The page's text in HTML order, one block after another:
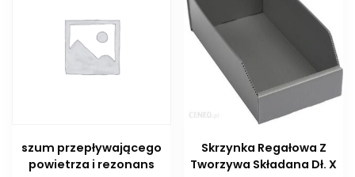
szum przepływającego
powietrza i rezonans
Skrzynka Regałowa Z
Tworzywa Składana Dł. X